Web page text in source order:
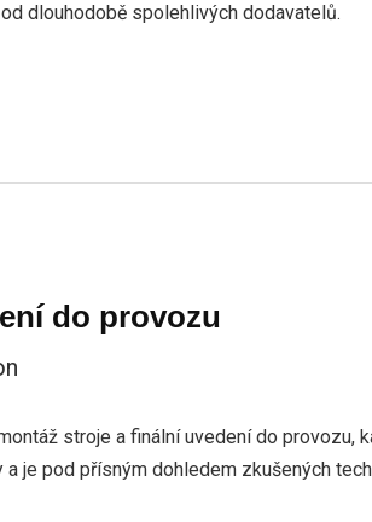
dlouhodobě spolehlivých dodavatelů.
do provozu
stroje a finální uvedení do provozu,
je pod přísným dohledem zkušených